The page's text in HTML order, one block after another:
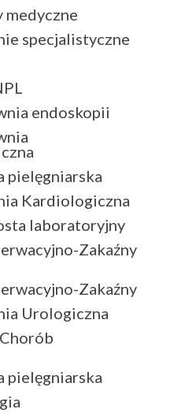
medyczne
specjalistyczne
endoskopii
pielęgniarska
Kardiologiczna
laboratoryjny
Zakaźny
Zakaźny
Urologiczna
pielęgniarska